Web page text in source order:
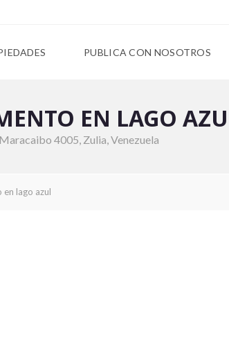
PUBLICA CON NOSOTROS
EN LAGO
Maracaibo 4005, Zulia, Venezuela
lago azul